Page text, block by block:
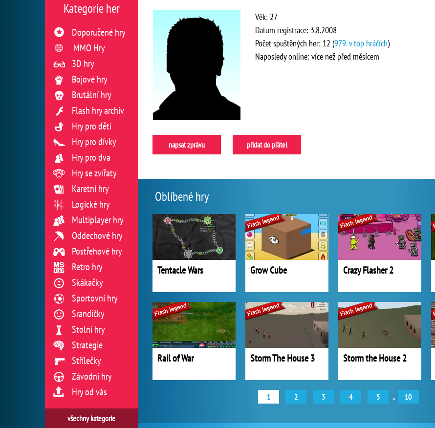
Věk: 27
Datum registrace: 3.8.2008
Počet spuštěných her: 12 (979. v top hráčích)
Naposledy online: více než před měsícem
napsat zprávu přidat do přátel
Oblíbené hry
Tentacle Wars Grow Cube Crazy Flasher 2
Rail of War Storm The House 3 Storm the House 2
1 2 3 4 5 .. 10
Kategorie her
Doporučené hry
MMO Hry
3D hry
Bojové hry
Brutální hry
Flash hry archiv
Hry pro děti
Hry pro dívky
Hry pro dva
Hry se zvířaty
Karetní hry
Logické hry
Multiplayer hry
Oddechové hry
Postřehové hry
Retro hry
Skákačky
Sportovní hry
Srandičky
Stolní hry
Strategie
Střílečky
Závodní hry
Hry od vás
všechny kategorie